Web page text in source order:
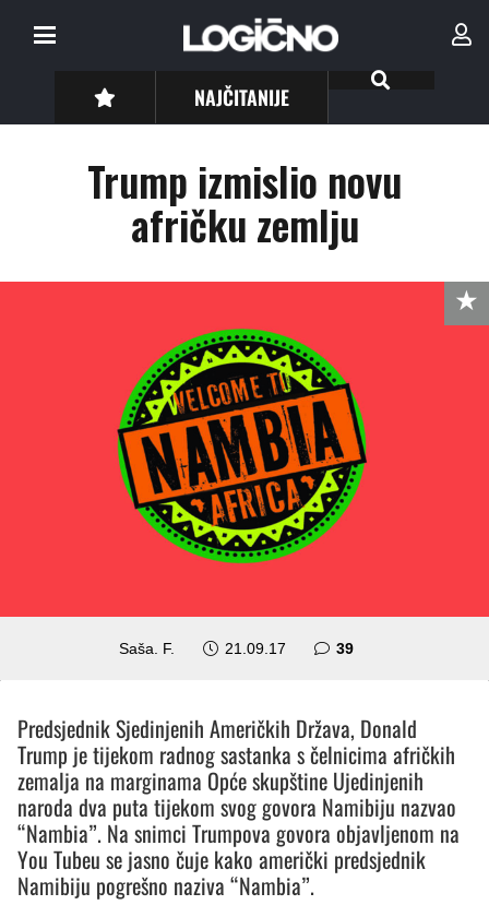
NAJČITANIJE
Trump izmislio novu
afričku zemlju
Saša. F. 21.09.17 39komentara
Predsjednik Sjedinjenih Američkih Država, Donald
Trump je tijekom radnog sastanka s čelnicima afričkih
zemalja na marginama Opće skupštine Ujedinjenih
naroda dva puta tijekom svog govora Namibiju nazvao
“Nambia”. Na snimci Trumpova govora objavljenom na
You Tubeu se jasno čuje kako američki predsjednik
Namibiju pogrešno naziva “Nambia”.